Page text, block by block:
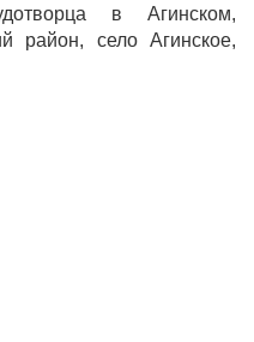
в Агинском,
район, село Агинское,